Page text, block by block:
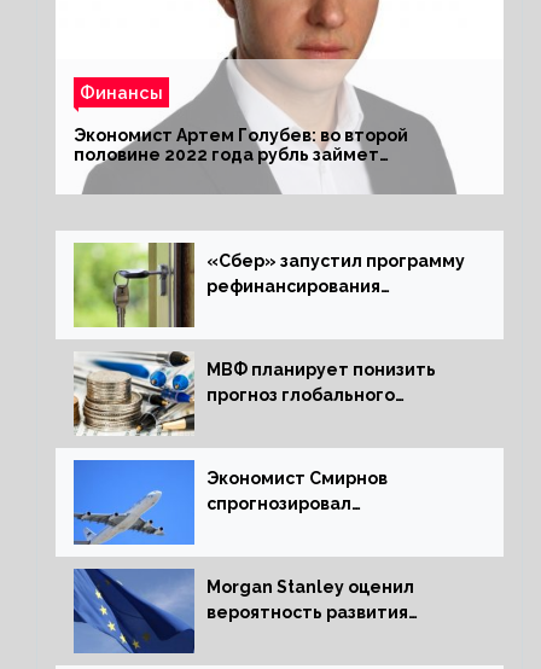
Финансы
Экономист Артем Голубев: во второй
половине 2022 года рубль займет
комфортный курс
«Сбер» запустил программу
рефинансирования
МВФ планирует понизить
прогноз глобального
следующем отчете
Экономист Смирнов
спрогнозировал
России
Morgan Stanley оценил
вероятность развития